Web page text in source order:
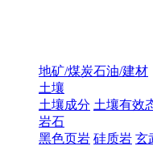
地矿/煤炭石油/建材
土壤
土壤成分 土壤有效
岩石
黑色页岩 硅质岩 玄